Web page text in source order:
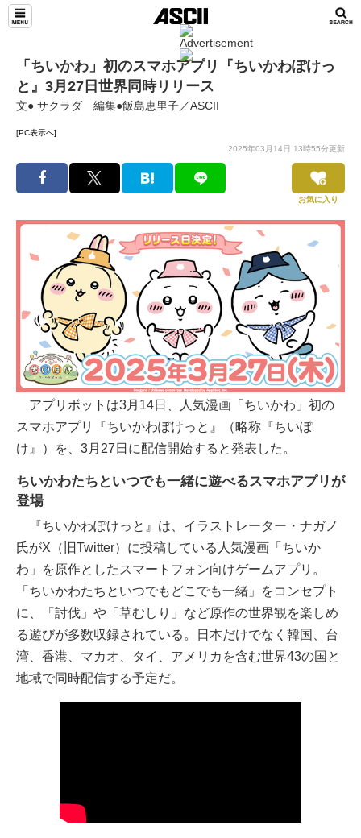
「ちいかわ」初のスマホアプリ『ちいかわぽけっ
と』3月27日世界同時リリース
文● サクラダ 編集●飯島恵里子／ASCII
[PC表示へ]
2025年03月14日 13時55分更新
お気に入り
アプリボットは3月14日、人気漫画「ちいかわ」初の
スマホアプリ『ちいかわぽけっと』（略称『ちいぽ
け』）を、3月27日に配信開始すると発表した。
ちいかわたちといつでも一緒に遊べるスマホアプリが
登場
『ちいかわぽけっと』は、イラストレーター・ナガノ
氏がX（旧Twitter）に投稿している人気漫画「ちいか
わ」を原作としたスマートフォン向けゲームアプリ。
「ちいかわたちといつでもどこでも一緒」をコンセプト
に、「討伐」や「草むしり」など原作の世界観を楽しめ
る遊びが多数収録されている。日本だけでなく韓国、台
湾、香港、マカオ、タイ、アメリカを含む世界43の国と
地域で同時配信する予定だ。